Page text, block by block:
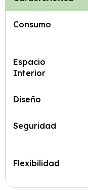
Consumo
Espacio
Interior
Diseño
Seguridad
Flexibilidad